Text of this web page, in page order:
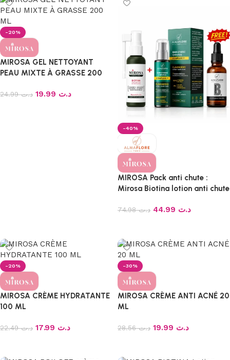
-20%
MIROSA GEL NETTOYANT
PEAU MIXTE À GRASSE 200
د.ت24.99 د.ت
-40%
MIROSA Pack anti chute :
Mirosa Biotina lotion anti chute
Almaflore Vitamine B3 offert
د.ت74.98 د.ت
-20%
MIROSA CRÈME HYDRATANTE
100 ML
د.ت22.49 د.ت
-30%
MIROSA CRÈME ANTI ACNÉ 20
ML
د.ت28.56 د.ت